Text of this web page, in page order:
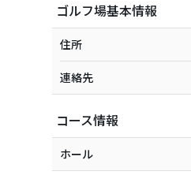
ゴルフ場基本情報
住所
連絡先
コース情報
ホール